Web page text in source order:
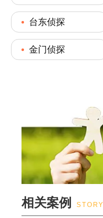
台东侦探
金门侦探
相关案例 STORY